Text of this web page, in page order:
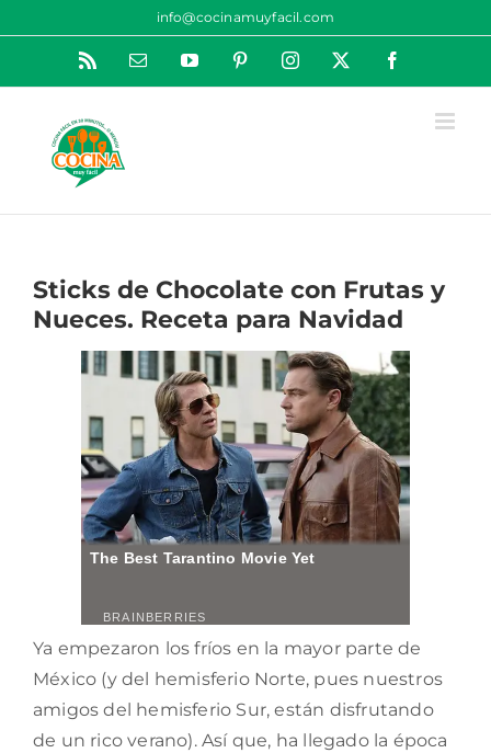
contenido
info@cocinamuyfacil.com
Rss
CorreoYouTubePinterestInstagram
Sticks de Chocolate con Frutas y
Nueces. Receta para Navidad
Ya empezaron los fríos en la mayor parte de
México (y del hemisferio Norte, pues nuestros
amigos del hemisferio Sur, están disfrutando
de un rico verano). Así que, ha llegado la época